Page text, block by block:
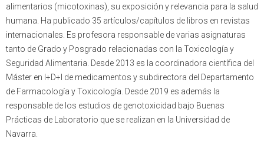
alimentarios (micotoxinas), su exposición y relevancia para la salud
humana. Ha publicado 35 artículos/capítulos de libros en revistas
internacionales. Es profesora responsable de varias asignaturas
tanto de Grado y Posgrado relacionadas con la Toxicología y
Seguridad Alimentaria. Desde 2013 es la coordinadora científica del
Máster en I+D+I de medicamentos y subdirectora del Departamento
de Farmacología y Toxicología. Desde 2019 es además la
responsable de los estudios de genotoxicidad bajo Buenas
Prácticas de Laboratorio que se realizan en la Universidad de
Navarra.